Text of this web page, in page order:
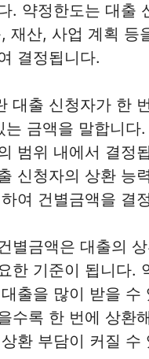
. 약정한도는 대출
재산, 사업 계획 등
결정됩니다.
대출 신청자가 한
는 금액을 말합니다.
범위 내에서 결정
신청자의 상환 능
여 건별금액을 결
별금액은 대출의
한 기준이 됩니다.
출을 많이 받을 수
수록 한 번에 상환
환 부담이 커질 수